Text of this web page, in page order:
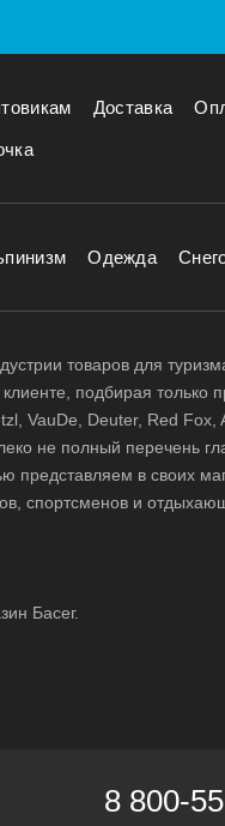
Доставка
Одежда
товаров для
подбирая только
VauDe, Deuter, Red Fox,
не полный перечень
представляем в своих
спортсменов и
Басег.
8 800-